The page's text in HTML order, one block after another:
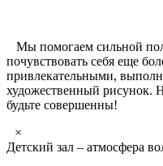
Мы помогаем сильной
почувствовать себя еще
привлекательными,
художественный рисунок.
будьте совершенны!
×
Детский зал – атмосфера